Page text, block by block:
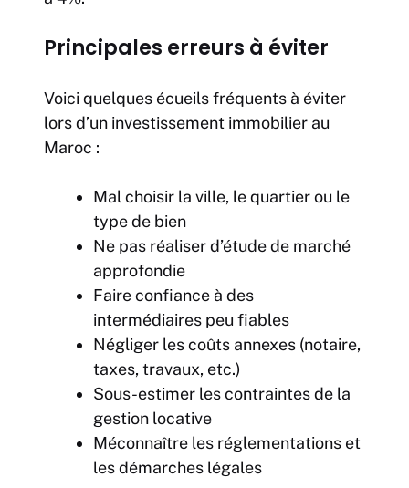
Principales erreurs à éviter
Voici quelques écueils fréquents à éviter
lors d’un investissement immobilier au
Maroc :
Mal choisir la ville, le quartier ou le
type de bien
Ne pas réaliser d’étude de marché
approfondie
Faire confiance à des
intermédiaires peu fiables
Négliger les coûts annexes (notaire,
taxes, travaux, etc.)
Sous-estimer les contraintes de la
gestion locative
Méconnaître les réglementations et
les démarches légales